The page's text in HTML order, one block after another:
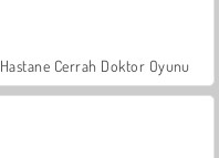
Hastane Cerrah Doktor Oyunu